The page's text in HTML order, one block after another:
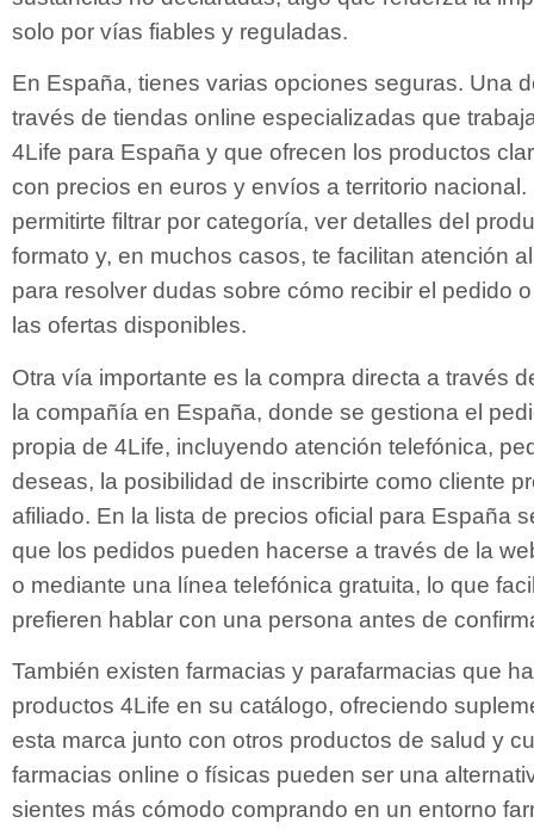
solo por vías fiables y reguladas.
En España, tienes varias opciones seguras. Una
través de tiendas online especializadas que
4Life para España y que ofrecen los productos
con precios en euros y envíos a territorio
permitirte filtrar por categoría, ver detalles del
formato y, en muchos casos, te facilitan atención
para resolver dudas sobre cómo recibir el pedido
las ofertas disponibles.
Otra vía importante es la compra directa a través
la compañía en España, donde se gestiona el
propia de 4Life, incluyendo atención telefónica,
deseas, la posibilidad de inscribirte como cliente
afiliado. En la lista de precios oficial para España
que los pedidos pueden hacerse a través de la
o mediante una línea telefónica gratuita, lo que
prefieren hablar con una persona antes de
También existen farmacias y parafarmacias que
productos 4Life en su catálogo, ofreciendo
esta marca junto con otros productos de salud y
farmacias online o físicas pueden ser una
sientes más cómodo comprando en un entorno